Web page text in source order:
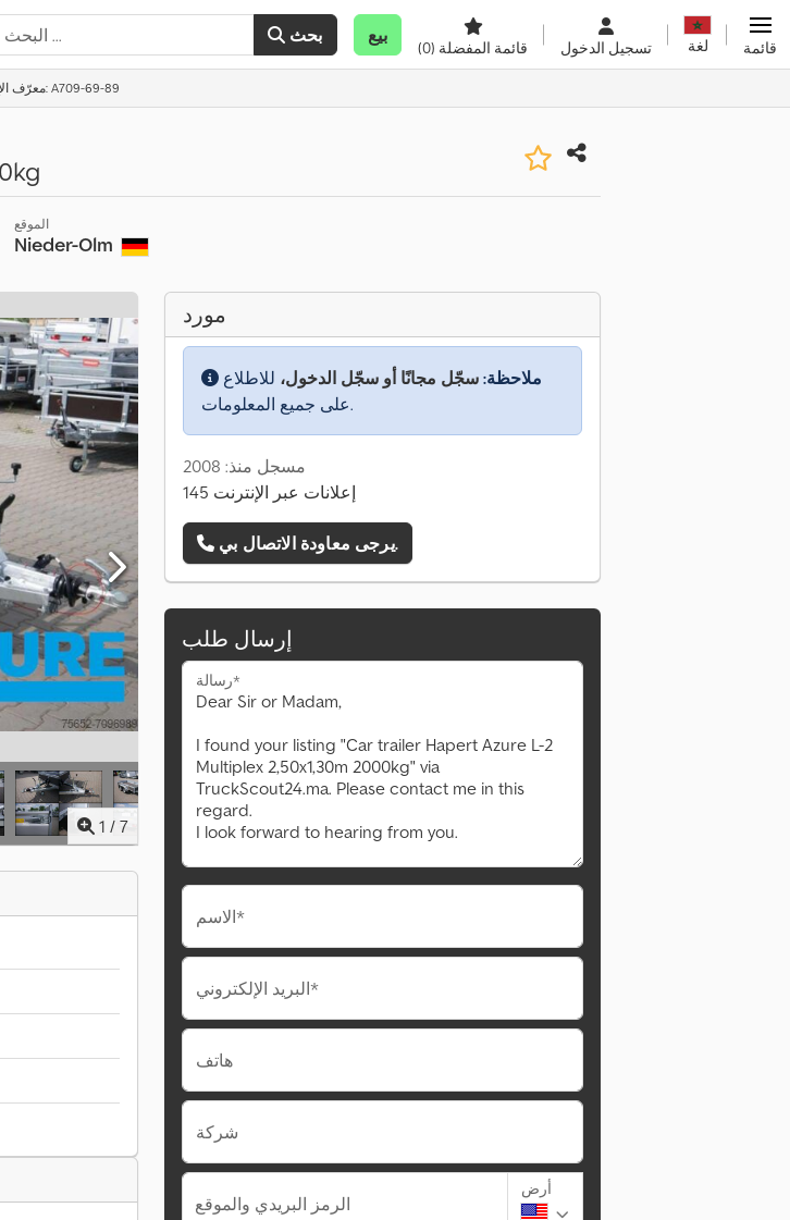
بحث بيع
قائمة المفضلة (0) تسجيل الدخول لغة قائمة
معرّف الإعلان: A709-69-89
الموقع
Nieder-Olm
1 / 7
مورد
ملاحظة: سجّل مجانًا أو سجّل الدخول، للاطلاع
على جميع المعلومات.
مسجل منذ: 2008
145 إعلانات عبر الإنترنت
يرجى معاودة الاتصال بي.
إرسال طلب
رسالة*
الاسم*
البريد الإلكتروني*
هاتف
شركة
الرمز البريدي والموقع
أرض